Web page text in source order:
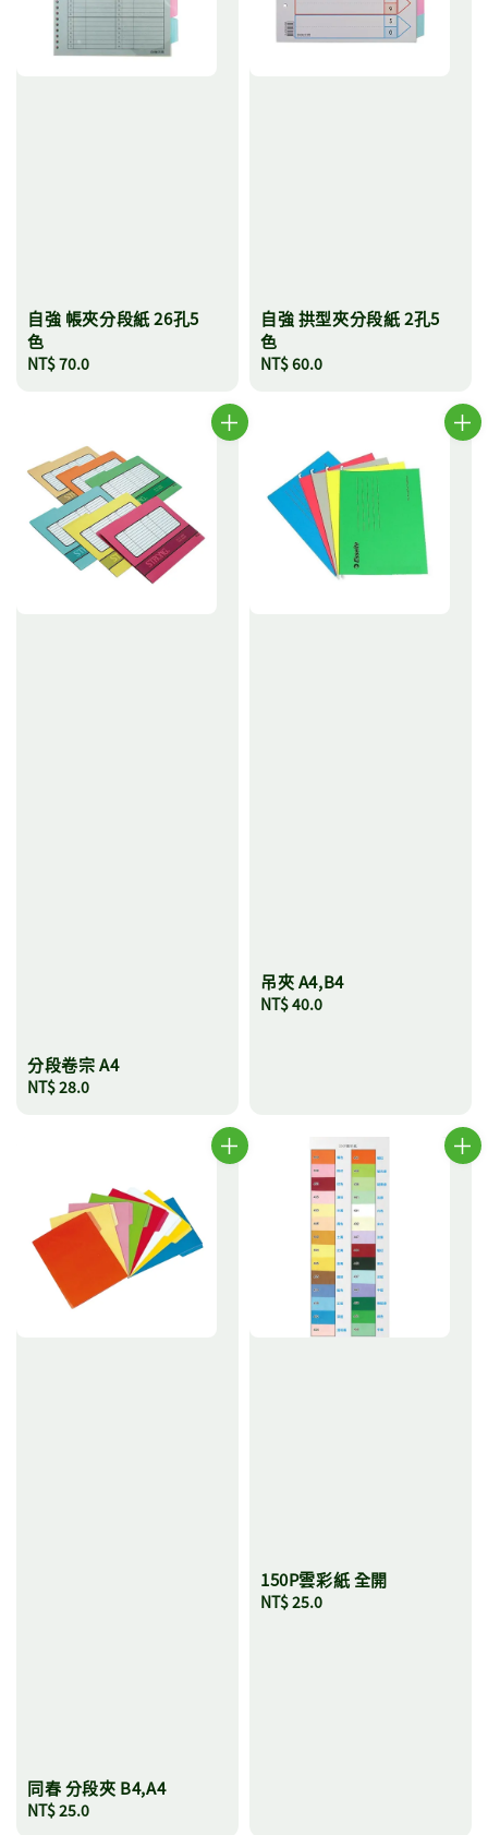
自強 帳夾分段紙 26孔5
色
Regular
NT$ 70.0
自強 拱型夾分段紙 2孔5
色
Regular
NT$ 60.0
分段卷宗 A4
Regular
NT$ 28.0
吊夾 A4,B4
Regular
NT$ 40.0
同春 分段夾 B4,A4
Regular
NT$ 25.0
150P雲彩紙 全開
Regular
NT$ 25.0